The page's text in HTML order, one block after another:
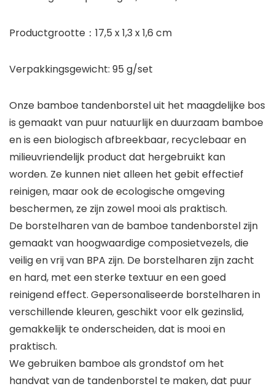
Productgrootte：17,5 x 1,3 x 1,6 cm
Verpakkingsgewicht: 95 g/set
Onze bamboe tandenborstel uit het maagdelijke bos
is gemaakt van puur natuurlijk en duurzaam bamboe
en is een biologisch afbreekbaar, recyclebaar en
milieuvriendelijk product dat hergebruikt kan
worden. Ze kunnen niet alleen het gebit effectief
reinigen, maar ook de ecologische omgeving
beschermen, ze zijn zowel mooi als praktisch.
De borstelharen van de bamboe tandenborstel zijn
gemaakt van hoogwaardige composietvezels, die
veilig en vrij van BPA zijn. De borstelharen zijn zacht
en hard, met een sterke textuur en een goed
reinigend effect. Gepersonaliseerde borstelharen in
verschillende kleuren, geschikt voor elk gezinslid,
gemakkelijk te onderscheiden, dat is mooi en
praktisch.
We gebruiken bamboe als grondstof om het
handvat van de tandenborstel te maken, dat puur